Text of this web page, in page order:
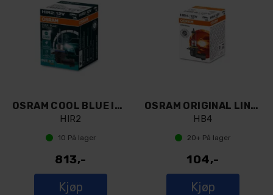
OSRAM COOL BLUE INTENSE HIR2
HIR2
10 På lager
813,-
Kjøp
OSRAM ORIGINAL LINE HB4
HB4
20+ På lager
104,-
Kjøp